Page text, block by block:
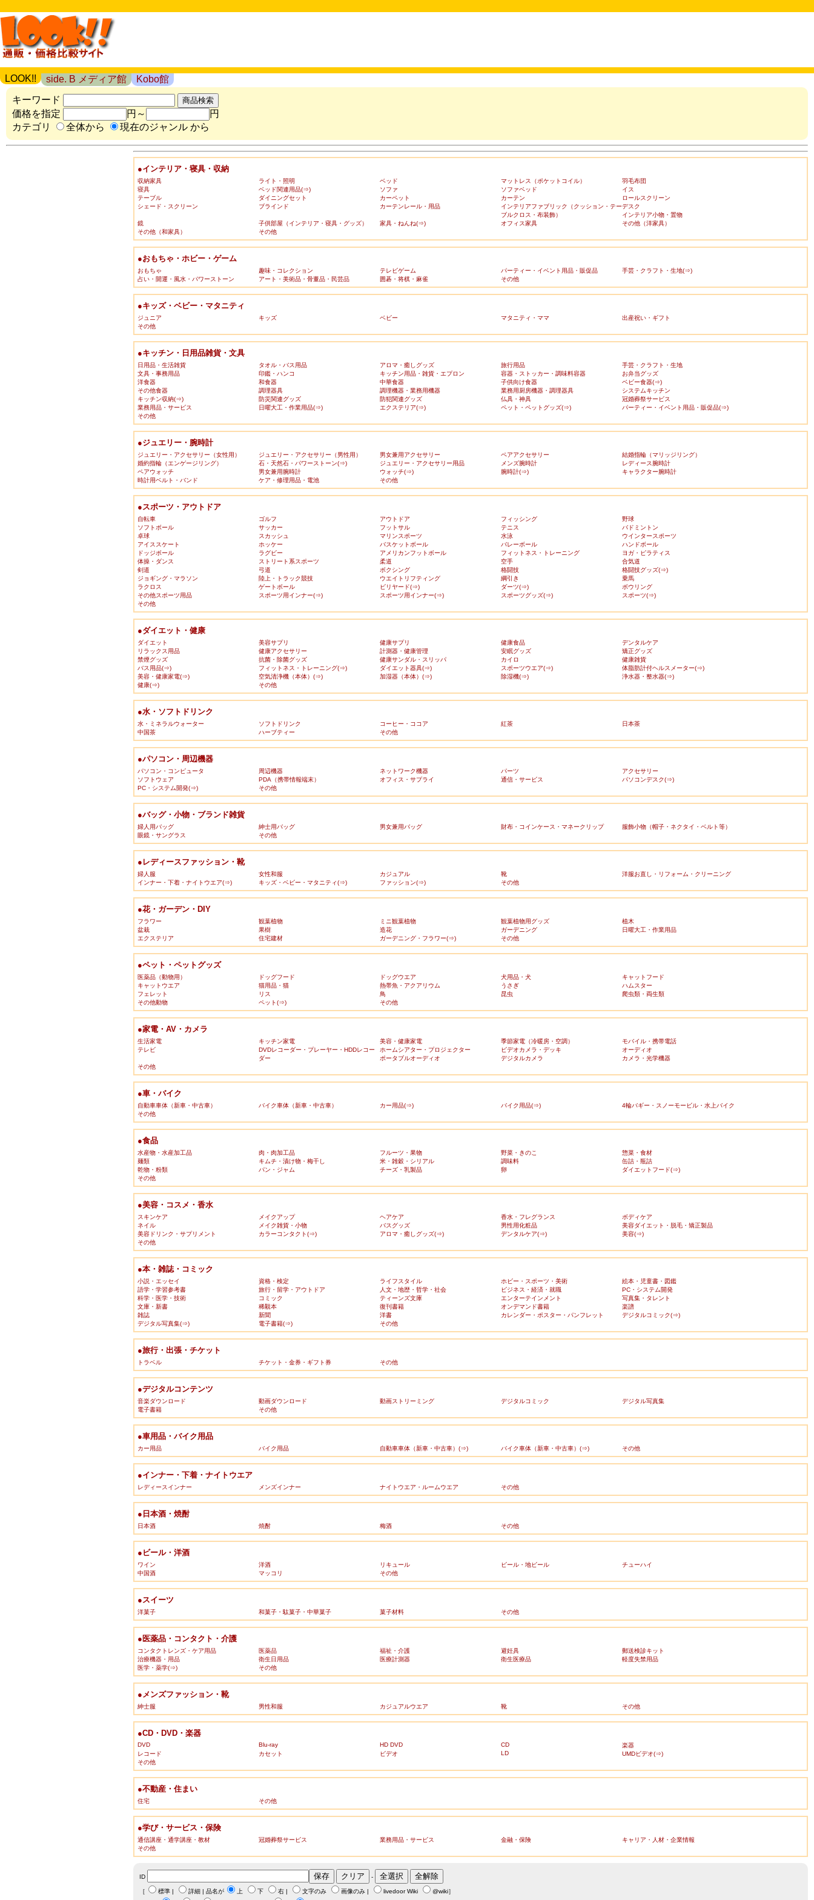
LOOK!! side. B メディア館
Kobo館
キーワード
価格を指定
円～
円
カテゴリ
全体から 現在のジャンル から
●インテリア・寝具・収納
収納家具 ライト・照明 ベッド マットレス（ポケットコイル）
羽毛布団
寝具
ベッド関連用品(⇒) ソファ ソファベッド
イス
テーブル
ダイニングセット カーペット カーテン
ロールスクリーン
シェード・スクリーン
ブラインド カーテンレール・用品
インテリアファブリック（クッション・テー
ブルクロス・布装飾）
デスク
インテリア小物・置物
鏡
子供部屋（インテリア・寝具・グッズ） 家具・ねんね(⇒) オフィス家具
その他（洋家具）
その他（和家具）
その他
●おもちゃ・ホビー・ゲーム
おもちゃ 趣味・コレクション テレビゲーム パーティー・イベント用品・販促品
手芸・クラフト・生地(⇒)
占い・開運・風水・パワーストーン
アート・美術品・骨董品・民芸品 囲碁・将棋・麻雀 その他
●キッズ・ベビー・マタニティ
ジュニア キッズ ベビー マタニティ・ママ
出産祝い・ギフト
その他
●キッチン・日用品雑貨・文具
日用品・生活雑貨 タオル・バス用品 アロマ・癒しグッズ 旅行用品
手芸・クラフト・生地
文具・事務用品
印鑑・ハンコ キッチン用品・雑貨・エプロン 容器・ストッカー・調味料容器
お弁当グッズ
洋食器
和食器 中華食器 子供向け食器
ベビー食器(⇒)
その他食器
調理器具 調理機器・業務用機器 業務用厨房機器・調理器具
システムキッチン
キッチン収納(⇒)
防災関連グッズ 防犯関連グッズ 仏具・神具
冠婚葬祭サービス
業務用品・サービス
日曜大工・作業用品(⇒) エクステリア(⇒) ペット・ペットグッズ(⇒)
パーティー・イベント用品・販促品(⇒)
その他
●ジュエリー・腕時計
ジュエリー・アクセサリー（女性用） ジュエリー・アクセサリー（男性用） 男女兼用アクセサリー ペアアクセサリー
結婚指輪（マリッジリング）
婚約指輪（エンゲージリング）
石・天然石・パワーストーン(⇒) ジュエリー・アクセサリー用品 メンズ腕時計
レディース腕時計
ペアウォッチ
男女兼用腕時計 ウォッチ(⇒) 腕時計(⇒)
キャラクター腕時計
時計用ベルト・バンド
ケア・修理用品・電池 その他
●スポーツ・アウトドア
自転車 ゴルフ アウトドア フィッシング
野球
ソフトボール
サッカー フットサル テニス
バドミントン
卓球
スカッシュ マリンスポーツ 水泳
ウインタースポーツ
アイススケート
ホッケー バスケットボール バレーボール
ハンドボール
ドッジボール
ラグビー アメリカンフットボール フィットネス・トレーニング
ヨガ・ピラティス
体操・ダンス
ストリート系スポーツ 柔道 空手
合気道
剣道
弓道 ボクシング 格闘技
格闘技グッズ(⇒)
ジョギング・マラソン
陸上・トラック競技 ウエイトリフティング 綱引き
乗馬
ラクロス
ゲートボール ビリヤード(⇒) ダーツ(⇒)
ボウリング
その他スポーツ用品
スポーツ用インナー(⇒) スポーツ用インナー(⇒) スポーツグッズ(⇒)
スポーツ(⇒)
その他
●ダイエット・健康
ダイエット 美容サプリ 健康サプリ 健康食品
デンタルケア
リラックス用品
健康アクセサリー 計測器・健康管理 安眠グッズ
矯正グッズ
禁煙グッズ
抗菌・除菌グッズ 健康サンダル・スリッパ カイロ
健康雑貨
バス用品(⇒)
フィットネス・トレーニング(⇒) ダイエット器具(⇒) スポーツウエア(⇒)
体脂肪計付ヘルスメーター(⇒)
美容・健康家電(⇒)
空気清浄機（本体）(⇒) 加湿器（本体）(⇒) 除湿機(⇒)
浄水器・整水器(⇒)
健康(⇒)
その他
●水・ソフトドリンク
水・ミネラルウォーター ソフトドリンク コーヒー・ココア 紅茶
日本茶
中国茶
ハーブティー その他
●パソコン・周辺機器
パソコン・コンピュータ 周辺機器 ネットワーク機器 パーツ
アクセサリー
ソフトウェア
PDA（携帯情報端末） オフィス・サプライ 通信・サービス
パソコンデスク(⇒)
PC・システム開発(⇒)
その他
●バッグ・小物・ブランド雑貨
婦人用バッグ 紳士用バッグ 男女兼用バッグ 財布・コインケース・マネークリップ
服飾小物（帽子・ネクタイ・ベルト等）
眼鏡・サングラス
その他
●レディースファッション・靴
婦人服 女性和服 カジュアル 靴
洋服お直し・リフォーム・クリーニング
インナー・下着・ナイトウエア(⇒)
キッズ・ベビー・マタニティ(⇒) ファッション(⇒) その他
●花・ガーデン・DIY
フラワー 観葉植物 ミニ観葉植物 観葉植物用グッズ
植木
盆栽
果樹 造花 ガーデニング
日曜大工・作業用品
エクステリア
住宅建材 ガーデニング・フラワー(⇒) その他
●ペット・ペットグッズ
医薬品（動物用） ドッグフード ドッグウエア 犬用品・犬
キャットフード
キャットウエア
猫用品・猫 熱帯魚・アクアリウム うさぎ
ハムスター
フェレット
リス 鳥 昆虫
爬虫類・両生類
その他動物
ペット(⇒) その他
●家電・AV・カメラ
生活家電 キッチン家電 美容・健康家電 季節家電（冷暖房・空調）
モバイル・携帯電話
テレビ
DVDレコーダー・プレーヤー・HDDレコー
ダー
ホームシアター・プロジェクター ビデオカメラ・デッキ
オーディオ
ポータブルオーディオ
デジタルカメラ
カメラ・光学機器
その他
●車・バイク
自動車車体（新車・中古車） バイク車体（新車・中古車） カー用品(⇒) バイク用品(⇒)
4輪バギー・スノーモービル・水上バイク
その他
●食品
水産物・水産加工品 肉・肉加工品 フルーツ・果物 野菜・きのこ
惣菜・食材
麺類
キムチ・漬け物・梅干し 米・雑穀・シリアル 調味料
缶詰・瓶詰
乾物・粉類
パン・ジャム チーズ・乳製品 卵
ダイエットフード(⇒)
その他
●美容・コスメ・香水
スキンケア メイクアップ ヘアケア 香水・フレグランス
ボディケア
ネイル
メイク雑貨・小物 バスグッズ 男性用化粧品
美容ダイエット・脱毛・矯正製品
美容ドリンク・サプリメント
カラーコンタクト(⇒) アロマ・癒しグッズ(⇒) デンタルケア(⇒)
美容(⇒)
その他
●本・雑誌・コミック
小説・エッセイ 資格・検定 ライフスタイル ホビー・スポーツ・美術
絵本・児童書・図鑑
語学・学習参考書
旅行・留学・アウトドア 人文・地歴・哲学・社会 ビジネス・経済・就職
PC・システム開発
科学・医学・技術
コミック ティーンズ文庫 エンターテインメント
写真集・タレント
文庫・新書
稀覯本 復刊書籍 オンデマンド書籍
楽譜
雑誌
新聞 洋書 カレンダー・ポスター・パンフレット
デジタルコミック(⇒)
デジタル写真集(⇒)
電子書籍(⇒) その他
●旅行・出張・チケット
トラベル チケット・金券・ギフト券 その他
●デジタルコンテンツ
音楽ダウンロード 動画ダウンロード 動画ストリーミング デジタルコミック
デジタル写真集
電子書籍
その他
●車用品・バイク用品
カー用品 バイク用品 自動車車体（新車・中古車）(⇒) バイク車体（新車・中古車）(⇒) その他
●インナー・下着・ナイトウエア
レディースインナー メンズインナー ナイトウエア・ルームウエア その他
●日本酒・焼酎
日本酒 焼酎 梅酒 その他
●ビール・洋酒
ワイン 洋酒 リキュール ビール・地ビール
チューハイ
中国酒
マッコリ その他
●スイーツ
洋菓子 和菓子・駄菓子・中華菓子 菓子材料 その他
●医薬品・コンタクト・介護
コンタクトレンズ・ケア用品 医薬品 福祉・介護 避妊具
郵送検診キット
治療機器・用品
衛生日用品 医療計測器 衛生医療品
軽度失禁用品
医学・薬学(⇒)
その他
●メンズファッション・靴
紳士服 男性和服 カジュアルウエア 靴 その他
●CD・DVD・楽器
DVD Blu-ray HD DVD CD
楽器
レコード
カセット ビデオ LD
UMDビデオ(⇒)
その他
●不動産・住まい
住宅 その他
●学び・サービス・保険
通信講座・通学講座・教材 冠婚葬祭サービス 業務用品・サービス 金融・保険
キャリア・人材・企業情報
その他
ID -
［ 標準 | 詳細 | 品名が 上 下 右 | 文字のみ 画像のみ | livedoor Wiki @wiki］